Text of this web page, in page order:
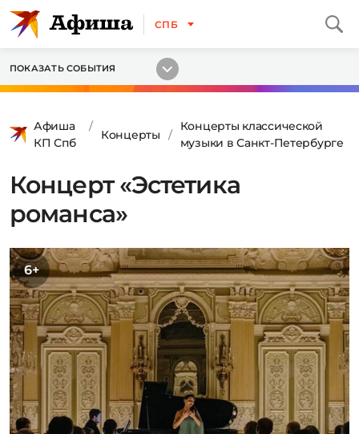
СПБ
ПОКАЗАТЬ СОБЫТИЯ
Афиша
КП Спб
Концерты
Концерты классической
музыки в Санкт-Петербурге
Концерт «Эстетика
романса»
6+